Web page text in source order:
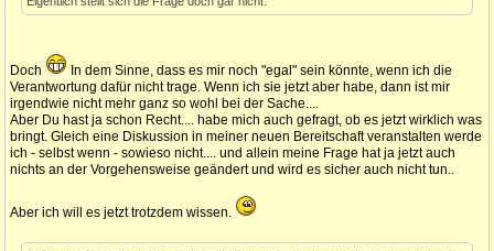
Doch
In dem Sinne, dass es mir noch "egal" sein könnte, wenn ich die
Verantwortung dafür nicht trage. Wenn ich sie jetzt aber habe, dann ist mir
irgendwie nicht mehr ganz so wohl bei der Sache....
Aber Du hast ja schon Recht.... habe mich auch gefragt, ob es jetzt wirklich was
bringt. Gleich eine Diskussion in meiner neuen Bereitschaft veranstalten werde
ich - selbst wenn - sowieso nicht.... und allein meine Frage hat ja jetzt auch
nichts an der Vorgehensweise geändert und wird es sicher auch nicht tun..
Aber ich will es jetzt trotzdem wissen.